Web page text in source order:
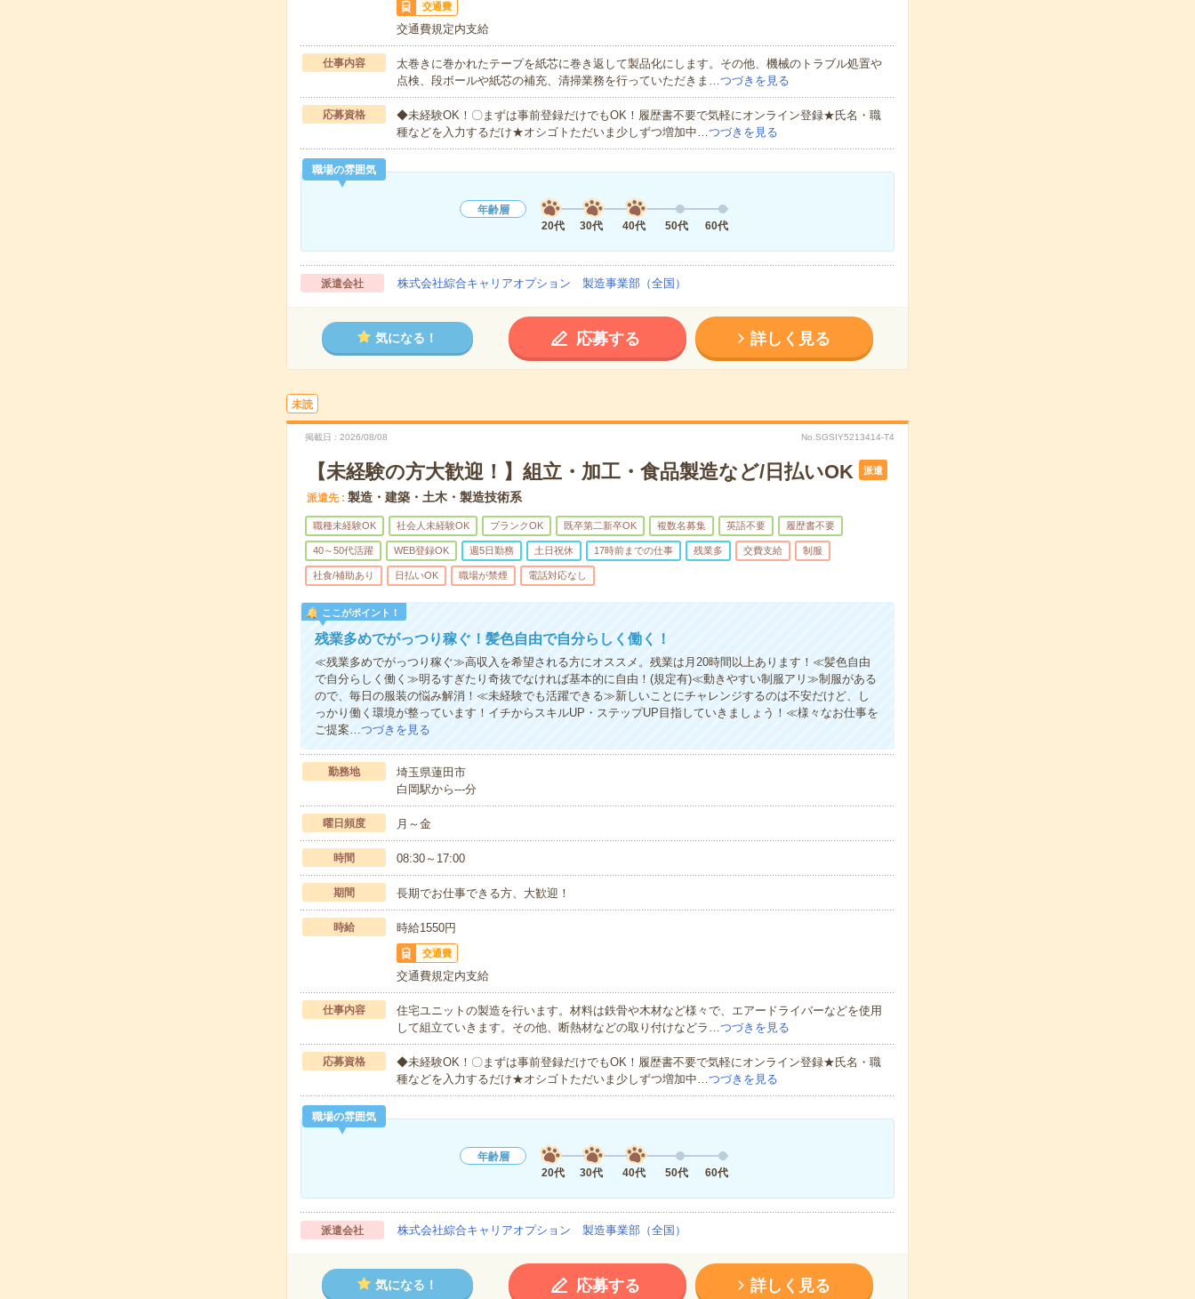
交通費
交通費規定内支給
仕事内容
太巻きに巻かれたテープを紙芯に巻き返して製品化にします。その他、機械のトラブル処置や
点検、段ボールや紙芯の補充、清掃業務を行っていただきま…つづきを見る
応募資格
◆未経験OK！〇まずは事前登録だけでもOK！履歴書不要で気軽にオンライン登録★氏名・職
種などを入力するだけ★オシゴトただいま少しずつ増加中…つづきを見る
職場の雰囲気
年齢層
20代
30代 40代 50代 60代
派遣会社 株式会社綜合キャリアオプション 製造事業部（全国）
気になる！ 応募する 詳しく見る
未読
掲載日 2026/08/08 No.SGSIY5213414-T4
【未経験の方大歓迎！】組立・加工・食品製造など/日払いOK 派遣
派遣先 製造・建築・土木・製造技術系
職種未経験OK 社会人未経験OK ブランクOK 既卒第二新卒OK 複数名募集 英語不要 履歴書不要
40～50代活躍 WEB登録OK 週5日勤務 土日祝休 17時前までの仕事 残業多 交費支給 制服
社食/補助あり 日払いOK 職場が禁煙 電話対応なし
ここがポイント！
残業多めでがっつり稼ぐ！髪色自由で自分らしく働く！
≪残業多めでがっつり稼ぐ≫高収入を希望される方にオススメ。残業は月20時間以上あります！≪髪色自由
で自分らしく働く≫明るすぎたり奇抜でなければ基本的に自由！(規定有)≪動きやすい制服アリ≫制服がある
ので、毎日の服装の悩み解消！≪未経験でも活躍できる≫新しいことにチャレンジするのは不安だけど、し
っかり働く環境が整っています！イチからスキルUP・ステップUP目指していきましょう！≪様々なお仕事を
ご提案…つづきを見る
勤務地
埼玉県蓮田市
白岡駅から---分
曜日頻度 月～金
時間 08:30～17:00
期間 長期でお仕事できる方、大歓迎！
時給 時給1550円
交通費
交通費規定内支給
仕事内容
住宅ユニットの製造を行います。材料は鉄骨や木材など様々で、エアードライバーなどを使用
して組立ていきます。その他、断熱材などの取り付けなどラ…つづきを見る
応募資格
◆未経験OK！〇まずは事前登録だけでもOK！履歴書不要で気軽にオンライン登録★氏名・職
種などを入力するだけ★オシゴトただいま少しずつ増加中…つづきを見る
職場の雰囲気
年齢層
20代
30代 40代 50代 60代
派遣会社 株式会社綜合キャリアオプション 製造事業部（全国）
気になる！ 応募する 詳しく見る